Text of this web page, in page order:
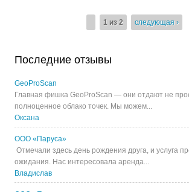
1 из 2 следующая ›
Последние отзывы
GeoProScan
Главная фишка GeoProScan — они отдают не
полноценное облако точек. Мы можем...
Оксана
ООО «Паруса»
Отмечали здесь день рождения друга, и услуга
ожидания. Нас интересовала аренда...
Владислав